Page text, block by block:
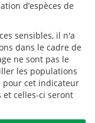
d’espèces de
sensibles, il n'a
dans le cadre de
ne sont pas le
les populations
pour cet indicateur
et celles-ci seront